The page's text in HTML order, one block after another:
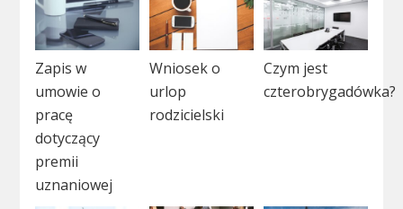
Zapis w
umowie o
pracę
dotyczący
premii
uznaniowej
Wniosek o
urlop
rodzicielski
Czym jest
czterobrygadówka?